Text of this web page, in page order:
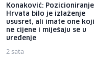
Konaković: Pozicioniranje
Hrvata bilo je izlaženje
ususret, ali imate one
ne cijene i miješaju se u
uređenje
2 sata